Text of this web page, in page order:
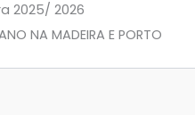
2025/ 2026
NA MADEIRA E PORTO